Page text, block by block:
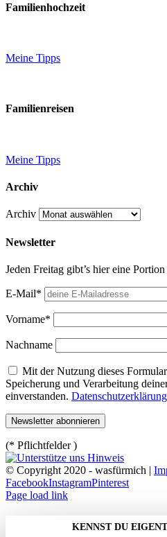
Familienhochzeit
Meine Tipps
Familienreisen
Meine Tipps
Archiv
Archiv
Newsletter
Jeden Freitag gibt’s hier eine
E-Mail*
Vorname*
Nachname
Mit der Nutzung dieses
Speicherung und Verarbeitung
einverstanden. Datenschutzerklärung
(* Pflichtfelder )
© Copyright 2020 - wasfürmich |
FacebookInstagramPinterest
Page load link
KENNST DU